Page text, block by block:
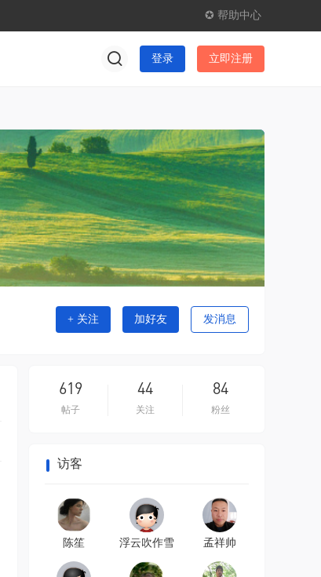
✪ 帮助中心
登录 立即注册
+ 关注 加好友 发消息
619
帖子
44
关注
84
粉丝
访客
陈笙 浮云吹作雪 孟祥帅